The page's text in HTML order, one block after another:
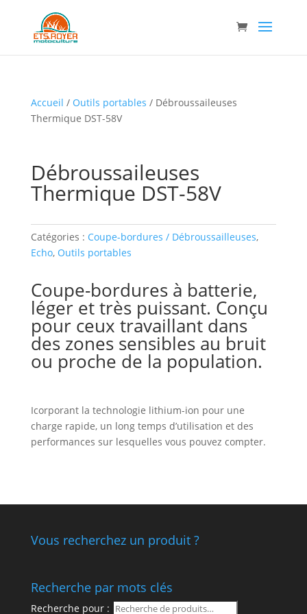
Accueil / Outils portables / Débroussaileuses
Thermique DST-58V
Débroussaileuses
Thermique DST-58V
Catégories : Coupe-bordures / Débroussailleuses,
Echo, Outils portables
Coupe-bordures à batterie,
léger et très puissant. Conçu
pour ceux travaillant dans
des zones sensibles au bruit
ou proche de la population.
Icorporant la technologie lithium-ion pour une
charge rapide, un long temps d’utilisation et des
performances sur lesquelles vous pouvez compter.
Vous recherchez un produit ?
Recherche par mots clés
Recherche pour :